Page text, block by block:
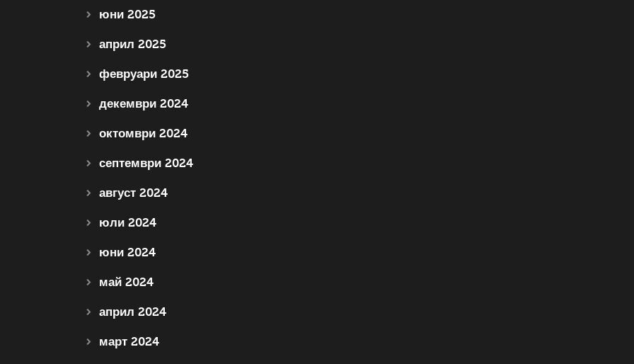
юни 2025
април 2025
февруари 2025
декември 2024
октомври 2024
септември 2024
август 2024
юли 2024
юни 2024
май 2024
април 2024
март 2024